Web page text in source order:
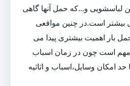
لباسشویی و...که حمل آنها گاهی
بیشتر است.در چنین مواقعی
بار اهمیت بیشتری پیدا می
مهم است چون در زمان اسباب
امکان وسایل،اسباب و اثاثیه